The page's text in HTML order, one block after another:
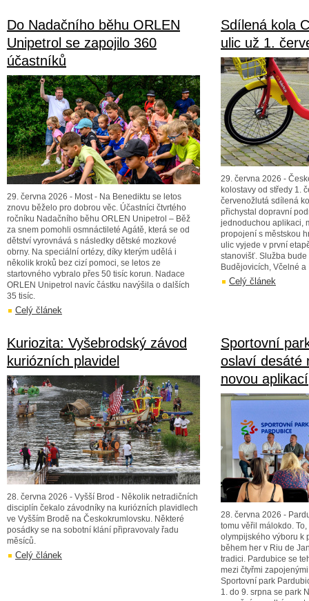
Do Nadačního běhu ORLEN
Unipetrol se zapojilo 360
účastníků
29. června 2026 - Most - Na Benediktu se letos
znovu běželo pro dobrou věc. Účastníci čtvrtého
ročníku Nadačního běhu ORLEN Unipetrol – Běž
za snem pomohli osmnáctileté Agátě, která se od
dětství vyrovnává s následky dětské mozkové
obrny. Na speciální ortézy, díky kterým udělá i
několik kroků bez cizí pomoci, se letos ze
startovného vybralo přes 50 tisíc korun. Nadace
ORLEN Unipetrol navíc částku navýšila o dalších
35 tisíc.
Celý článek
Sdílená kola
ulic už 1.
29. června 2026 -
kolostavy od středy 1.
červenožlutá sdílená
přichystal dopravní
jednoduchou aplikaci,
propojení s městskou
ulic vyjede v první
stanovišť. Služba
Budějovicích, Včelné a
Celý článek
Kuriozita: Vyšebrodský závod
kuriózních plavidel
28. června 2026 - Vyšší Brod - Několik netradičních
disciplín čekalo závodníky na kuriózních plavidlech
ve Vyšším Brodě na Českokrumlovsku. Některé
posádky se na sobotní klání připravovaly řadu
měsíců.
Celý článek
Sportovní
oslaví desáté
novou aplikací
28. června 2026 -
tomu věřil málokdo.
olympijského výboru k
během her v Riu de
tradici. Pardubice se
mezi čtyřmi
Sportovní park
1. do 9. srpna se park